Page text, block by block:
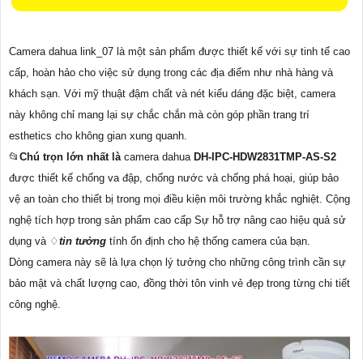
Camera dahua link_07 là một sản phẩm được thiết kế với sự tinh tế cao
cấp, hoàn hảo cho việc sử dụng trong các địa điểm như nhà hàng và
khách sạn. Với mỹ thuật đậm chất và nét kiểu dáng đặc biệt, camera
này không chỉ mang lại sự chắc chắn mà còn góp phần trang trí
esthetics cho không gian xung quanh.
📂 Chú trọn lớn nhất là camera dahua DH-IPC-HDW2831TMP-AS-S2
được thiết kế chống va đập, chống nước và chống phá hoại, giúp bảo
vệ an toàn cho thiết bị trong mọi điều kiện môi trường khắc nghiệt. Cộng
nghệ tích hợp trong sản phẩm cao cấp Sự hỗ trợ nâng cao hiệu quả sử
dụng và ♢tin tưởng tính ổn định cho hệ thống camera của bạn.
Dòng camera này sẽ là lựa chọn lý tưởng cho những công trình cần sự
bảo mật và chất lượng cao, đồng thời tôn vinh vẻ đẹp trong từng chi tiết
công nghệ.